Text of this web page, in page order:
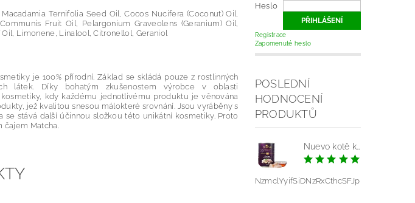
Ternifolia Seed Oil, Cocos Nucifera (Coconut) Oil,
Fruit Oil, Pelargonium Graveolens (Geranium) Oil,
Limonene, Linalool, Citronellol, Geraniol
je 100% přírodní. Základ se skládá pouze z rostlinných
látek. Díky bohatým zkušenostem výrobce v oblasti
kdy každému jednotlivému produktu je věnována
jež kvalitou snesou málokteré srovnání. Jsou vyráběny s
stává další účinnou složkou této unikátní kosmetiky. Proto
Matcha.
Heslo
Registrace
Zapomenuté heslo
POSLEDNÍ
HODNOCENÍ
PRODUKTŮ
NzmclYyifSiDNzRxCthcSFJp